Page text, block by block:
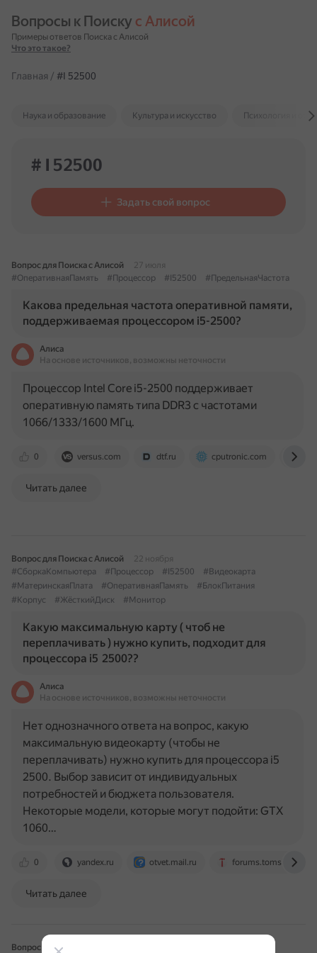
Вопросы к Поиску с Алисой
Примеры ответов Поиска с Алисой
Что это такое?
Главная / #I 52500
Наука и образование Культура и искусство Психология и
# I 52500
Задать свой вопрос
Вопрос для Поиска с Алисой
27 июля
#ОперативнаяПамять
#Процессор #I52500 #ПредельнаяЧастота
Какова предельная частота оперативной памяти,
поддерживаемая процессором i5-2500?
Алиса
На основе источников, возможны неточности
0 versus.com dtf.ru cputronic.com
Процессор Intel Core i5-2500 поддерживает
оперативную память типа DDR3 с частотами
1066/1333/1600 МГц.
Читать далее
Вопрос для Поиска с Алисой
22 ноября
#СборкаКомпьютера
#Процессор #I52500
#Видеокарта
#МатеринскаяПлата
#ОперативнаяПамять
#БлокПитания
#Корпус
#ЖёсткийДиск #Монитор
Какую максимальную карту ( чтоб не
переплачивать ) нужно купить, подходит для
процессора i5 2500??
Алиса
На основе источников, возможны неточности
0 yandex.ru otvet.mail.ru
Нет однозначного ответа на вопрос, какую
максимальную видеокарту (чтобы не
переплачивать) нужно купить для процессора i5
2500. Выбор зависит от индивидуальных
потребностей и бюджета пользователя.
Некоторые модели, которые могут подойти: GTX
1060…
Читать далее
Вопрос для Поиска с Алисой